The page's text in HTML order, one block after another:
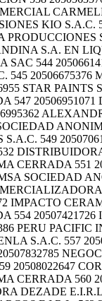
KIO S.A.C.
S.A. EN
SAC 544
545 20506675376
STAR PAINTS
547 20506951071
549
CERRADA 551
SOCIEDAD
IMPACTO
554 20507421726
PERU PACIFIC
S.A.C. 557
20508022647
CERRADA 560
DEZADE